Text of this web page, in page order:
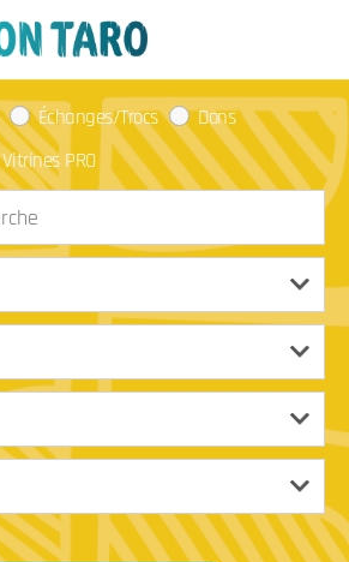
Échanges/Trocs
Dons
Vitrines PRO